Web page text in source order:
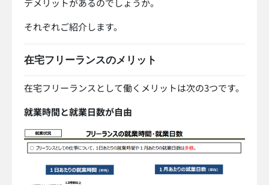
デメリットがあるのでしょうか。
それぞれご紹介します。
在宅フリーランスのメリット
在宅フリーランスとして働くメリットは次の3つです。
就業時間と就業日数が自由